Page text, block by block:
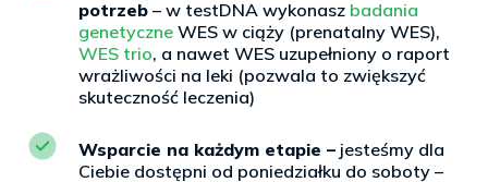
potrzeb – w testDNA wykonasz badania
genetyczne WES w ciąży (prenatalny WES),
WES trio, a nawet WES uzupełniony o raport
wrażliwości na leki (pozwala to zwiększyć
skuteczność leczenia)
Wsparcie na każdym etapie – jesteśmy dla
Ciebie dostępni od poniedziałku do soboty –